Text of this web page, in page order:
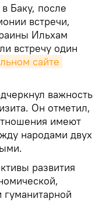
Баку, после
встречи,
Ильхам
встречу один
сайте
важность
Он отметил,
имеют
народами двух
развития
гуманитарной